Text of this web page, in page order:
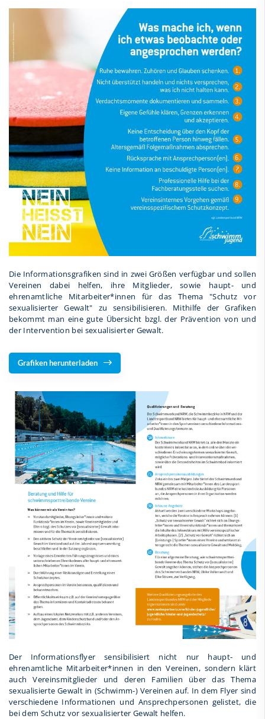
Die Informationsgrafiken sind in zwei Größen verfügbar und sollen
Vereinen dabei helfen, ihre Mitglieder, sowie haupt- und
ehrenamtliche Mitarbeiter*innen für das Thema "Schutz vor
sexualisierter Gewalt" zu sensibilisieren. Mithilfe der Grafiken
bekommt man eine gute Übersicht bzgl. der Prävention von und
der Intervention bei sexualisierter Gewalt.
Grafiken herunterladen
Der Informationsflyer sensibilisiert nicht nur haupt- und
ehrenamtliche Mitarbeiter*innen in den Vereinen, sondern klärt
auch Vereinsmitglieder und deren Familien über das Thema
sexualisierte Gewalt in (Schwimm-) Vereinen auf. In dem Flyer sind
verschiedene Informationen und Ansprechpersonen gelistet, die
bei dem Schutz vor sexualisierter Gewalt helfen.